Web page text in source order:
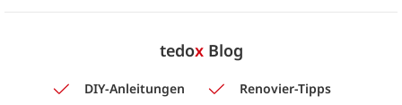
tedoxBlog
DIY-Anleitungen
Renovier-Tipps